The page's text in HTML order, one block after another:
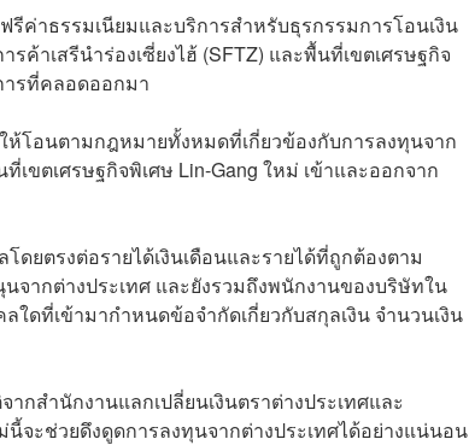
รีค่าธรรมเนียมและบริการสำหรับธุรกรรมการโอนเงิน
ค้าเสรีนำร่องเซี่ยงไฮ้ (SFTZ) และพื้นที่เขตเศรษฐกิจ
ารที่คลอดออกมา
ห้โอนตามกฎหมายทั้งหมดที่เกี่ยวข้องกับการลงทุนจาก
เขตเศรษฐกิจพิเศษ Lin-Gang ใหม่ เข้าและออกจาก
ดยตรงต่อรายได้เงินเดือนและรายได้ที่ถูกต้องตาม
ากต่างประเทศ และยังรวมถึงพนักงานของบริษัทใน
ดที่เข้ามากำหนดข้อจำกัดเกี่ยวกับสกุลเงิน จำนวนเงิน
กสำนักงานแลกเปลี่ยนเงินตราต่างประเทศและ
จะช่วยดึงดูดการลงทุนจากต่างประเทศได้อย่างแน่นอน